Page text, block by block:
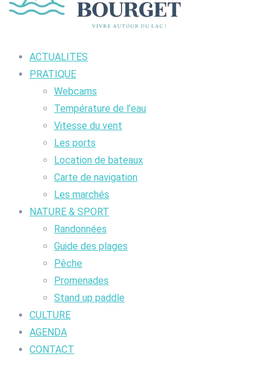
ACTUALITES
PRATIQUE
Webcams
Température de l’eau
Vitesse du vent
Les ports
Location de bateaux
Carte de navigation
Les marchés
NATURE & SPORT
Randonnées
Guide des plages
Pêche
Promenades
Stand up paddle
CULTURE
AGENDA
CONTACT